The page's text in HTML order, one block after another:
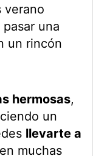
verano
una
un rincón
hermosas,
un
llevarte a
muchas